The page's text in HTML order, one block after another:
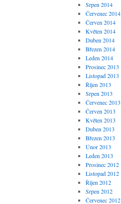
Srpen 2014
Červenec 2014
Červen 2014
Květen 2014
Duben 2014
Březen 2014
Leden 2014
Prosinec 2013
Listopad 2013
Říjen 2013
Srpen 2013
Červenec 2013
Červen 2013
Květen 2013
Duben 2013
Březen 2013
Únor 2013
Leden 2013
Prosinec 2012
Listopad 2012
Říjen 2012
Srpen 2012
Červenec 2012